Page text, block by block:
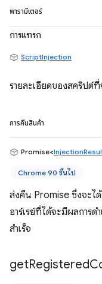
พารามิเตอร์
การแทรก
ScriptInjection
รายละเอียดของสคริปต์
การคืนสินค้า
Promise<
Chrome 90 ขึ้นไป
ส่งคืน Promise ซึ่งจะไ
อาร์เรย์ที่ได้จะมีผลการ
สำเร็จ
getRegistered